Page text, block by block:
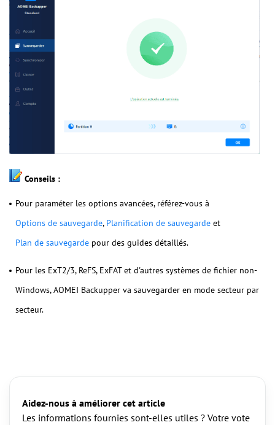
Conseils :
Pour paraméter les options avancées, référez-vous à
Options de sauvegarde, Planification de sauvegarde et
Plan de sauvegarde pour des guides détaillés.
Pour les ExT2/3, ReFS, ExFAT et d'autres systèmes de fichier non-
Windows, AOMEI Backupper va sauvegarder en mode secteur par
secteur.
Aidez-nous à améliorer cet article
Les informations fournies sont-elles utiles ? Votre vote